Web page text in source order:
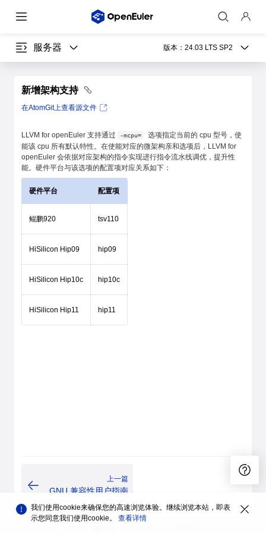
服务器 版本： 24.03 LTS SP2
新增架构支持
在AtomGit上查看源文件
LLVM for openEuler 支持通过 -mcpu=
选项指定当前的 cpu 型号，使
能该 cpu 所有默认特性。在使能对应的微架构亲和选项后，LLVM for
openEuler 会依据对应架构的指令实现进行指令流水线调优，提升性
能。硬件平台与该选项的配置项对应关系如下：
硬件平台 配置项
鲲鹏920 tsv110
HiSilicon Hip09 hip09
HiSilicon Hip10c hip10c
HiSilicon Hip11 hip11
上一篇
GNU 兼容性用户指南
我们使用cookie来确保您的高速浏览体验。继续浏览本站，即表
示您同意我们使用cookie。 查看详情